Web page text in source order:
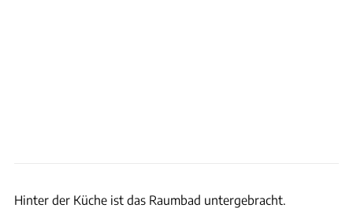
Hinter der Küche ist das Raumbad untergebracht.